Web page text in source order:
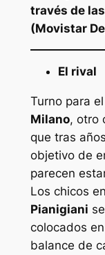
través de
(Movistar
El rival
Turno para el
Milano, otro
que tras
objetivo de
parecen
Los chicos
Pianigiani
colocados
balance de